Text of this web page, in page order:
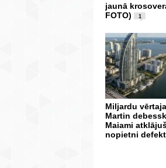
jaunā
FOTO)
1
Miljardu
Martin
Maiami
nopietni